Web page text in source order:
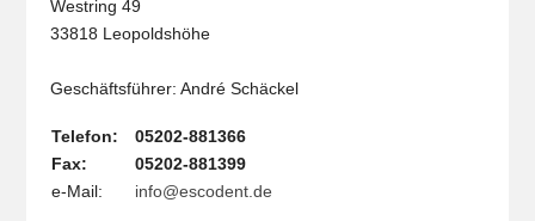
Westring 49
33818 Leopoldshöhe
Geschäftsführer: André Schäckel
Telefon:
Fax:
e-Mail:
05202-881366
05202-881399
info@escodent.de